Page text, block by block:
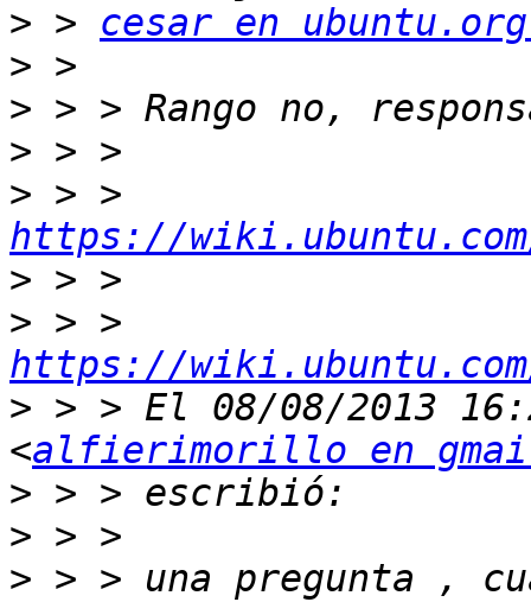
> > cesar en
>
>
>
>
https://wiki.ubuntu.com/
>
>
https://wiki.ubuntu.com/
> > > El 08/08/2013
<alfierimorillo en
>
>
> > > una pregunta ,